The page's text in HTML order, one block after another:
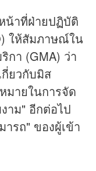
น้าที่ฝ่ายปฏิบัติ
ให้สัมภาษณ์ใน
กา (GMA) ว่า
ยวกับมิส
มายในการจัด
าม" อีกต่อไป
รถ" ของผู้เข้า